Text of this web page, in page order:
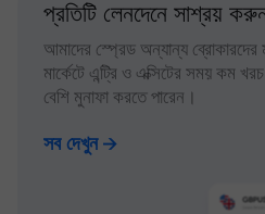
প্রতিটি লেনদেনে সাশ্রয়
আমাদের স্প্রেড অন্যান্য
মার্কেটে এন্ট্রি ও এক্সিটের সময় কম
বেশি মুনাফা করতে পারেন।
সব দেখুন